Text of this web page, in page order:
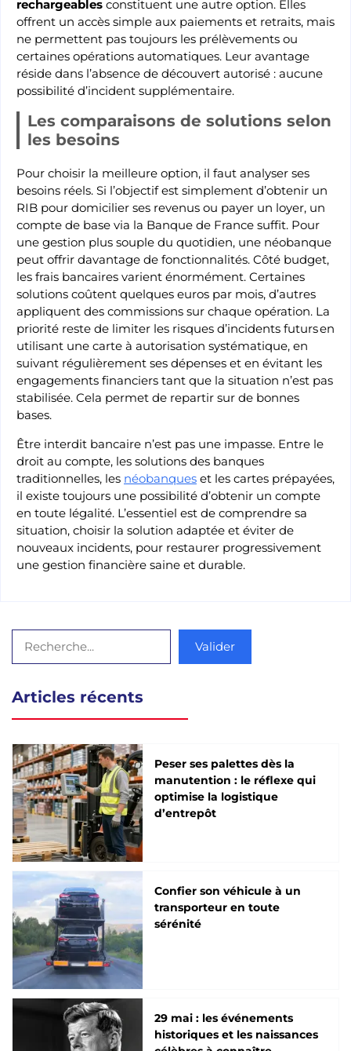
rechargeables constituent une autre option. Elles
offrent un accès simple aux paiements et retraits, mais
ne permettent pas toujours les prélèvements ou
certaines opérations automatiques. Leur avantage
réside dans l’absence de découvert autorisé : aucune
possibilité d’incident supplémentaire.
Les comparaisons de solutions selon
les besoins
Pour choisir la meilleure option, il faut analyser ses
besoins réels. Si l’objectif est simplement d’obtenir un
RIB pour domicilier ses revenus ou payer un loyer, un
compte de base via la Banque de France suffit. Pour
une gestion plus souple du quotidien, une néobanque
peut offrir davantage de fonctionnalités. Côté budget,
les frais bancaires varient énormément. Certaines
solutions coûtent quelques euros par mois, d’autres
appliquent des commissions sur chaque opération. La
priorité reste de limiter les risques d’incidents futurs en
utilisant une carte à autorisation systématique, en
suivant régulièrement ses dépenses et en évitant les
engagements financiers tant que la situation n’est pas
stabilisée. Cela permet de repartir sur de bonnes
bases.
Être interdit bancaire n’est pas une impasse. Entre le
droit au compte, les solutions des banques
traditionnelles, les néobanques et les cartes prépayées,
il existe toujours une possibilité d’obtenir un compte
en toute légalité. L’essentiel est de comprendre sa
situation, choisir la solution adaptée et éviter de
nouveaux incidents, pour restaurer progressivement
une gestion financière saine et durable.
Valider
Articles récents
Peser ses palettes dès la
manutention : le réflexe qui
optimise la logistique
d’entrepôt
Confier son véhicule à un
transporteur en toute
sérénité
29 mai : les événements
historiques et les naissances